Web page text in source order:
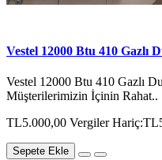
Vestel 12000 Btu 410 Gazlı
Vestel 12000 Btu 410 Gazlı
Müşterilerimizin İçinin Rahat..
TL5.000,00 Vergiler
Sepete Ekle